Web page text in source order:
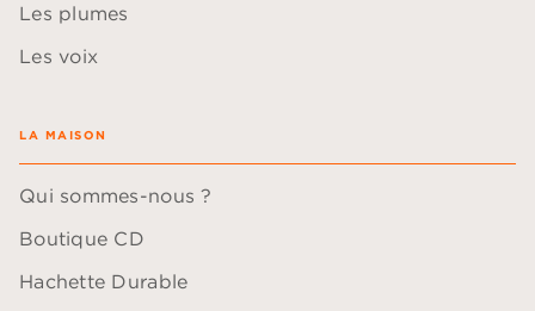
Les plumes
Les voix
LA MAISON
Qui sommes-nous ?
Boutique CD
Hachette Durable